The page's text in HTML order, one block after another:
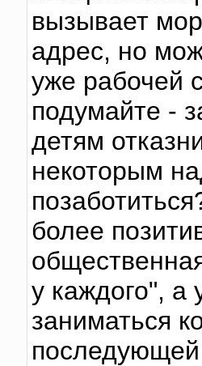
вызывает
адрес, но
уже рабочей
подумайте -
детям
некоторым
более
у каждого", а
заниматься